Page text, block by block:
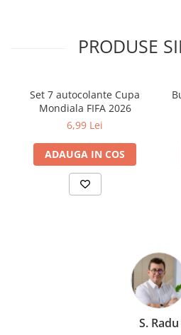
PRODUSE
Set 7 autocolante Cupa
Mondiala FIFA 2026
6,99 Lei
ADAUGA IN COS
S. Radu